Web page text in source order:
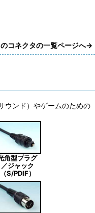
コネクタの一覧ページへ→
ウンド）やゲームのための
角型プラグ
／ジャック
（S/PDIF）